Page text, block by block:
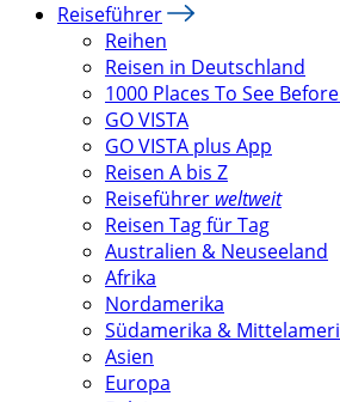
Reiseführer
Reihen
Reisen in Deutschland
1000 Places To See
GO VISTA
GO VISTA plus App
Reisen A bis Z
Reiseführer weltweit
Reisen Tag für Tag
Australien & Neuseeland
Afrika
Nordamerika
Südamerika &
Asien
Europa